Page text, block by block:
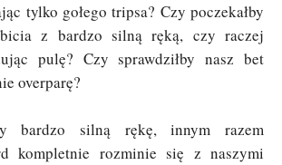
tylko gołego tripsa? Czy poczekałby
z bardzo silną ręką, czy raczej
pulę? Czy sprawdziłby nasz bet
overparę?
bardzo silną rękę, innym razem
kompletnie rozminie się z naszymi